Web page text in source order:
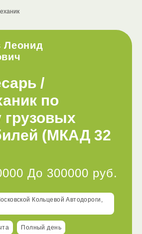
Леонид
/
по
грузовых
(МКАД 32
До 300000 руб.
Кольцевой Автодороги,
Полный день